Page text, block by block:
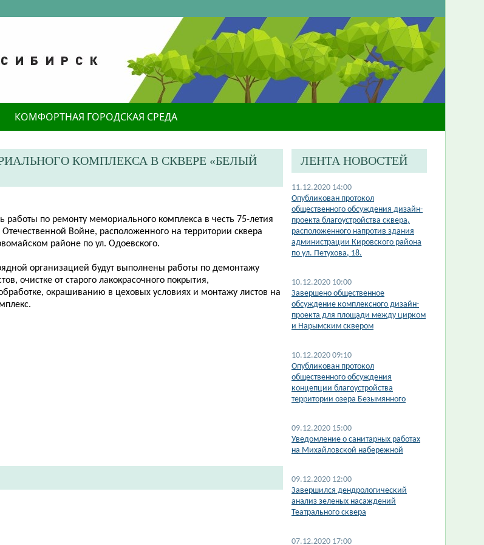
КОМФОРТНАЯ ГОРОДСКАЯ СРЕДА
КОМПЛЕКСА В СКВЕРЕ «БЕЛЫЙ
работы по ремонту мемориального комплекса в честь 75-летия
Войне, расположенного на территории сквера
районе по ул. Одоевского.
организацией будут выполнены работы по демонтажу
очистке от старого лакокрасочного покрытия,
окрашиванию в цеховых условиях и монтажу листов на
ЛЕНТА НОВОСТЕЙ
11.12.2020 14:00
​Опубликован протокол
общественного обсуждения дизайн-
проекта благоустройства сквера,
расположенного напротив здания
администрации Кировского района
по ул. Петухова, 18.
10.12.2020 10:00
​Завершено общественное
обсуждение комплексного дизайн-
проекта для площади между цирком
и Нарымским сквером
10.12.2020 09:10
​Опубликован протокол
общественного обсуждения
концепции благоустройства
территории озера Безымянного
09.12.2020 15:00
Уведомление о санитарных работах
на Михайловской набережной
09.12.2020 12:00
Завершился дендрологический
анализ зеленых насаждений
Театрального сквера
07.12.2020 17:00